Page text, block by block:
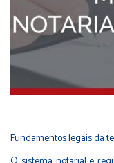
Fundamentos legais da